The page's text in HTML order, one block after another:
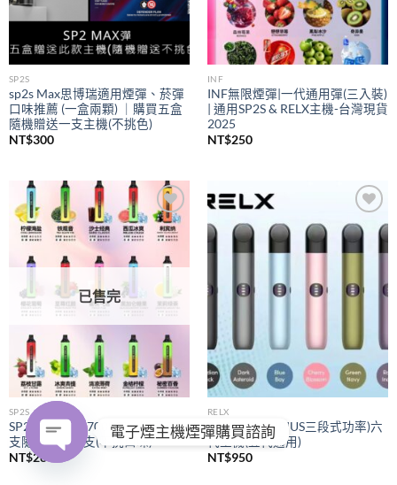
SP2S
sp2s Max思博瑞適用煙彈、菸彈
口味推薦 (一盒兩顆) ｜購買五盒
隨機贈送一支主機(不挑色)
NT$300
INF
INF無限煙彈|一代通用彈(三入裝)
| 通用SP2S & RELX主機-台灣現貨
2025
NT$250
Add to
wishlist
已售完
SP2S
SP2S拋棄式
7000口｜購買五
支隨機贈送一支(不挑口味)
NT$280
Add to
wishlist
RELX
RELX悅刻
(PIUS三段式功率)六
代主機(五代通用)
NT$950
電子煙主機煙彈購買諮詢